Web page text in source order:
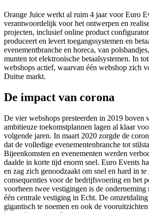
Orange Juice werkt al ruim 4 jaar voor Euro
verantwoordelijk voor het ontwerpen en
projecten, inclusief online product
produceert en levert toegangssystemen en
evenementbranche en horeca, van
munten tot elektronische betaalsystemen. In
webshops actief, waarvan één webshop zich
Duitse markt.
De impact van corona
De vier webshops presteerden in 2019 boven
ambitieuze toekomstplannen lagen al klaar
volgende jaren. In maart 2020 zorgde de
dat de volledige evenementenbranche tot
Bijeenkomsten en evenementen werden
daalde in korte tijd enorm snel. Euro Events
en zag zich genoodzaakt om snel en hard in
consequenties voor de bedrijfsvoering en het
voorheen twee vestigingen is de onderneming
één centrale vestiging in Echt. De
gigantisch te noemen en ook de